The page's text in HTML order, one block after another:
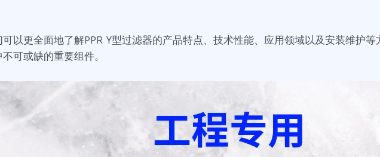
以更全面地了解PPR Y型过滤器的产品特点、技术性能、应用领域以及安装维护
可或缺的重要组件。